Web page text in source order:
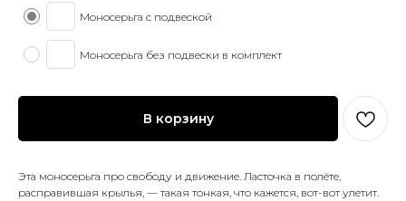
Моносерьга с подвеской
Моносерьга без подвески в комплект
В корзину
Эта моносерьга про свободу и движение. Ласточка в полёте,
расправившая крылья, — такая тонкая, что кажется, вот-вот улетит.